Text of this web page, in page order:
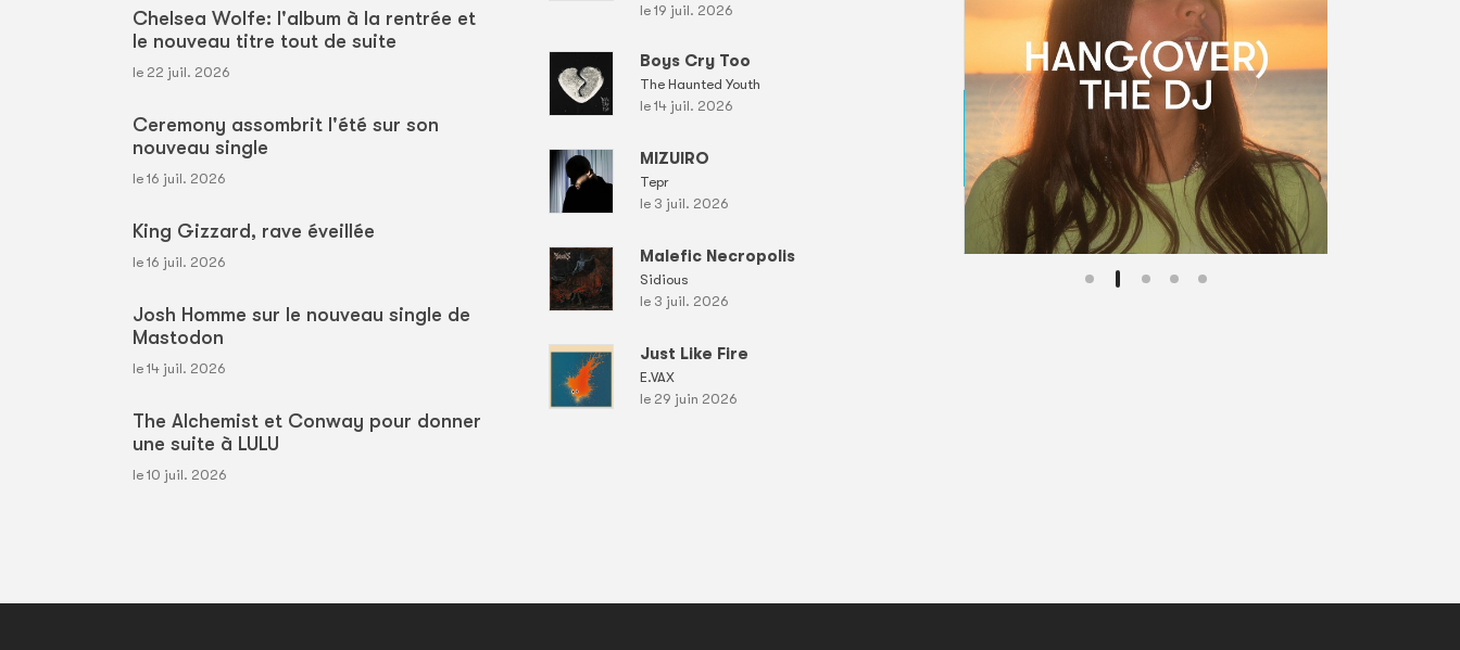
Chelsea Wolfe: l'album à la rentrée et
le nouveau titre tout de suite
le 22 juil. 2026
Ceremony assombrit l'été sur son
nouveau single
le 16 juil. 2026
King Gizzard, rave éveillée
le 16 juil. 2026
Josh Homme sur le nouveau single de
Mastodon
le 14 juil. 2026
The Alchemist et Conway pour donner
une suite à LULU
le 10 juil. 2026
le 19 juil. 2026
Boys Cry Too
The Haunted Youth
le 14 juil. 2026
MIZUIRO
Tepr
le 3 juil. 2026
Malefic Necropolis
Sidious
le 3 juil. 2026
Just Like Fire
E.VAX
le 29 juin 2026